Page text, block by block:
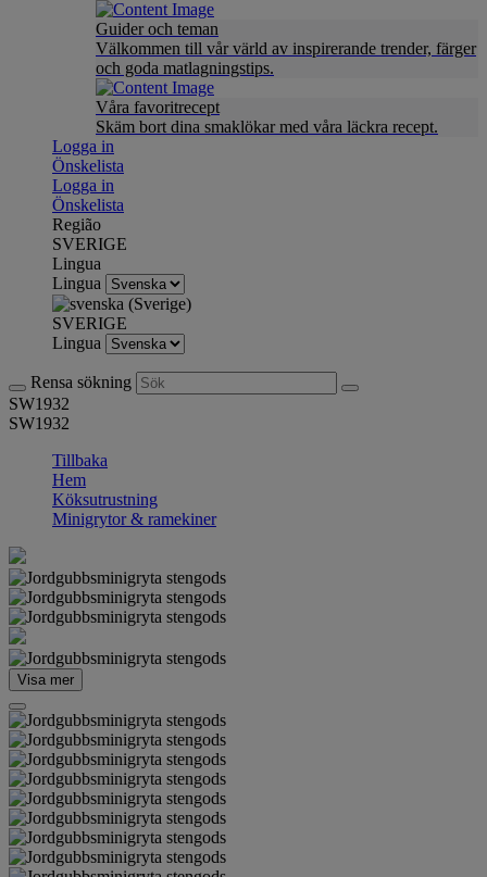
Guider och teman
Välkommen till vår värld av inspirerande trender, färger
och goda matlagningstips.
Våra favoritrecept
Skäm bort dina smaklökar med våra läckra recept.
Logga in
Önskelista
Logga in
Önskelista
Região
SVERIGE
Lingua
Lingua
SVERIGE
Lingua
Rensa sökning
SW1932
SW1932
Tillbaka
Hem
Köksutrustning
Minigrytor & ramekiner
Visa mer